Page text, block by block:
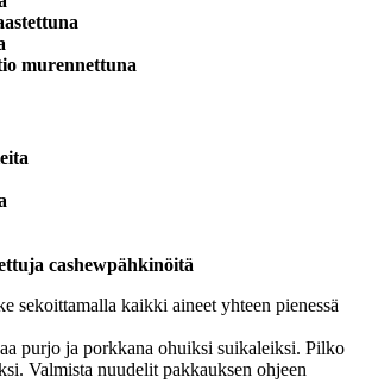
murennettuna
cashewpähkinöitä
sekoittamalla kaikki aineet yhteen pienessä
purjo ja porkkana ohuiksi suikaleiksi. Pilko
Valmista nuudelit pakkauksen ohjeen